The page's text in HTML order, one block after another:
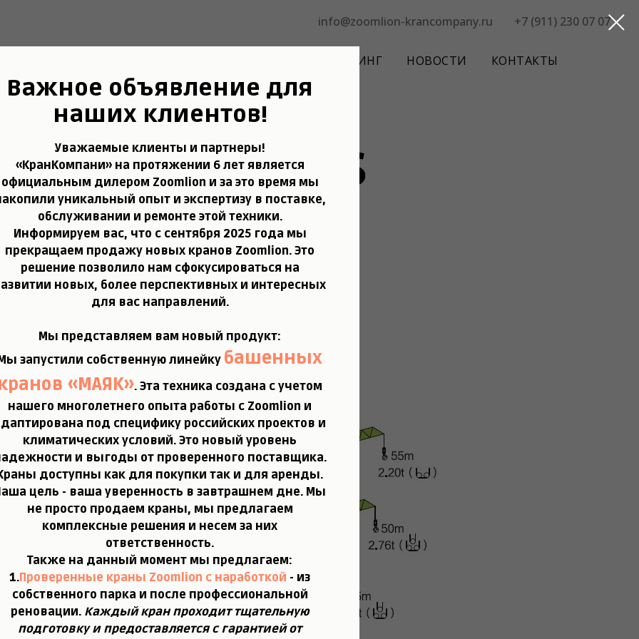
АРЕНДА И ЛИЗИНГ НОВОСТИ КОНТАКТЫ
info@zoomlion-krancompany.ru +7 (911) 230 07 07
Важное объявление для
наших клиентов!
Уважаемые клиенты и партнеры!
«КранКомпани» на протяжении 6 лет является
официальным дилером Zoomlion и за это время мы
уникальный опыт и экспертизу в поставке,
обслуживании и ремонте этой техники.
Информируем вас, что с сентября 2025 года мы
прекращаем продажу новых кранов Zoomlion. Это
решение позволило нам сфокусироваться на
новых, более перспективных и интересных
для вас направлений.
Мы представляем вам новый продукт:
запустили собственную линейку башенных
«МАЯК». Эта техника создана с учетом
нашего многолетнего опыта работы с Zoomlion и
под специфику российских проектов и
климатических условий. Это новый уровень
и выгоды от проверенного поставщика.
доступны как для покупки так и для аренды.
цель - ваша уверенность в завтрашнем дне. Мы
не просто продаем краны, мы предлагаем
комплексные решения и несем за них
ответственность.
Также на данный момент мы предлагаем:
1.Проверенные краны Zoomlion с наработкой - из
собственного парка и после профессиональной
реновации. Каждый кран проходит тщательную
подготовку и предоставляется с гарантией от
кран
L160 10D/10S